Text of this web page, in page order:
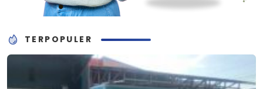
TERPOPULER